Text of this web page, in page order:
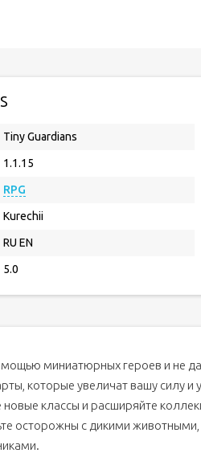
Tiny Guardians
1.1.15
RPG
Kurechii
RU EN
5.0
миниатюрных героев и не
которые увеличат вашу силу и
классы и расширяйте
осторожны с дикими